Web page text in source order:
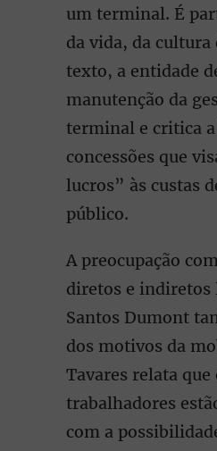
um terminal. É
da vida, da cultura
texto, a entidade
manutenção da
terminal e critica
concessões que
lucros” às custas
público.
A preocupação
diretos e indiretos
Santos Dumont
dos motivos da
Tavares relata que
trabalhadores
com a